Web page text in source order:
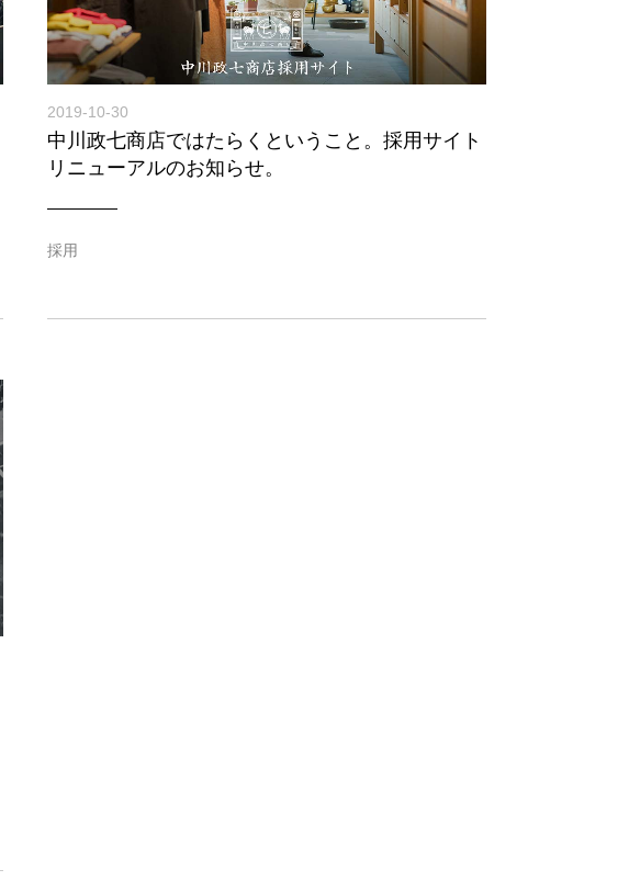
2019-10-30
中川政七商店ではたらくということ。採用サイト
リニューアルのお知らせ。
採用